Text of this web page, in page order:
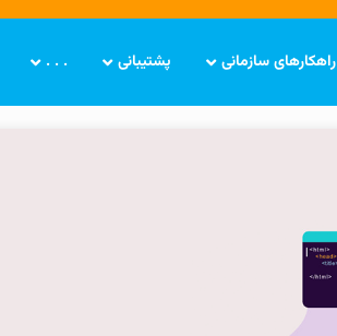
راهکارهای سازمانی پشتیبانی . . .